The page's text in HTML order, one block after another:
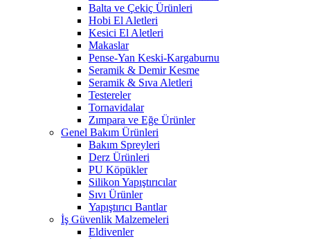
Balta ve Çekiç Ürünleri
Hobi El Aletleri
Kesici El Aletleri
Makaslar
Pense-Yan Keski-Kargaburnu
Seramik & Demir Kesme
Seramik & Sıva Aletleri
Testereler
Tornavidalar
Zımpara ve Eğe Ürünler
Genel Bakım Ürünleri
Bakım Spreyleri
Derz Ürünleri
PU Köpükler
Silikon Yapıştırıcılar
Sıvı Ürünler
Yapıştırıcı Bantlar
İş Güvenlik Malzemeleri
Eldivenler